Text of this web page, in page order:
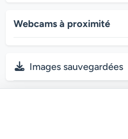
Webcams à proximité
Images sauvegardées